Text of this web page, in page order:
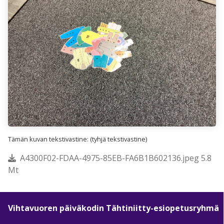
Tämän kuvan tekstivastine: (tyhjä tekstivastine)
A4300F02-FDAA-4975-85EB-FA6B1B602136.jpeg 5.8
Mt
Vihtavuoren päiväkodin Tähtiniitty-esiopetusryhmä